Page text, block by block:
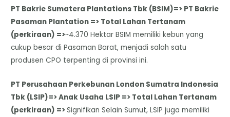
PT Bakrie Sumatera Plantations Tbk (BSIM)=> PT Bakrie
Pasaman Plantation => Total Lahan Tertanam
(perkiraan) =>~4.370 Hektar BSIM memiliki kebun yang
cukup besar di Pasaman Barat, menjadi salah satu
produsen CPO terpenting di provinsi ini.
PT Perusahaan Perkebunan London Sumatra Indonesia
Tbk (LSIP)=> Anak Usaha LSIP => Total Lahan Tertanam
(perkiraan) =>Signifikan Selain Sumut, LSIP juga memiliki